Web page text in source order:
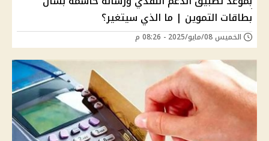
بطاقات التموين | ما الذي سيتغير؟
الخميس 08/مايو/2025 - 08:26 م